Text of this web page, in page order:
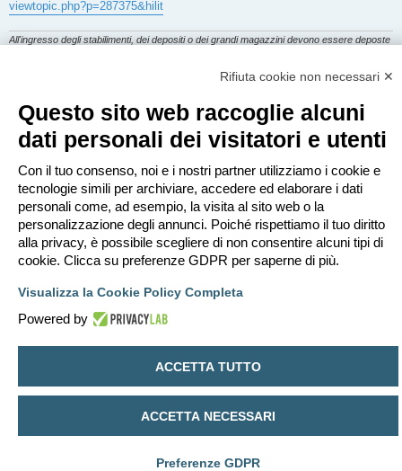
viewtopic.php?p=287375&hilit
All'ingresso degli stabilimenti, dei depositi o dei grandi magazzini devono essere deposte
ponca
Re: reazione al fuoco
M
e
s
s
a
g
i
o
mer lug 08, 2026 18:00
grazie, molto chiaro ed esauriente
Rispondi
phpBB® Forum Software © phpBB Limited
Traduzione ItalianaphpBB-Italia.it
Rifiuta cookie non necessari ✕
Questo sito web raccoglie alcuni
dati personali dei visitatori e utenti
Con il tuo consenso, noi e i nostri partner utilizziamo i cookie e
tecnologie simili per archiviare, accedere ed elaborare i dati
personali come, ad esempio, la visita al sito web o la
personalizzazione degli annunci. Poiché rispettiamo il tuo diritto
alla privacy, è possibile scegliere di non consentire alcuni tipi di
cookie. Clicca su preferenze GDPR per saperne di più.
Visualizza la Cookie Policy Completa
Powered by
ACCETTA TUTTO
ACCETTA NECESSARI
Preferenze GDPR